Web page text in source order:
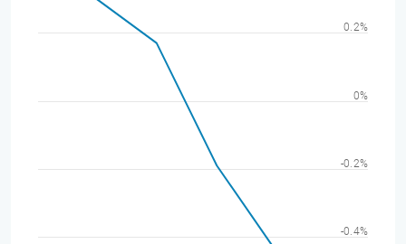
-0.4%
-0.2%
0%
0.2%